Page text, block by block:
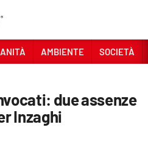
AMBIENTE SOCIETÀ
due assenze
Inzaghi